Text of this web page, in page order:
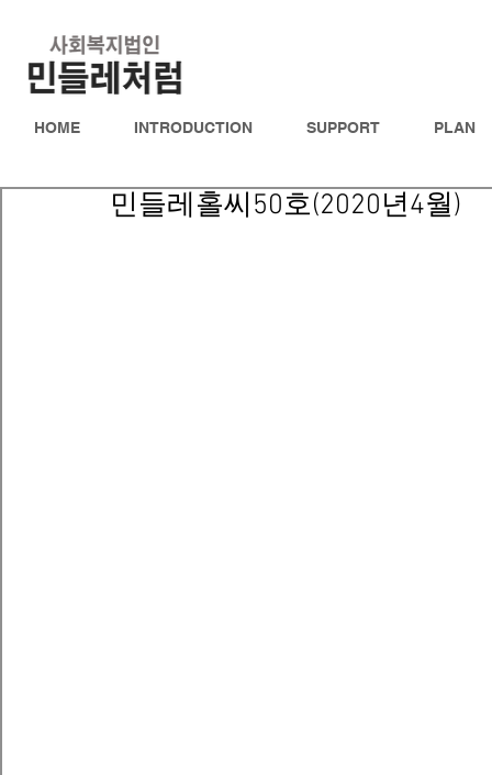
HOME INTRODUCTION SUPPORT PLAN
민들레홀씨50호(2020년4월)